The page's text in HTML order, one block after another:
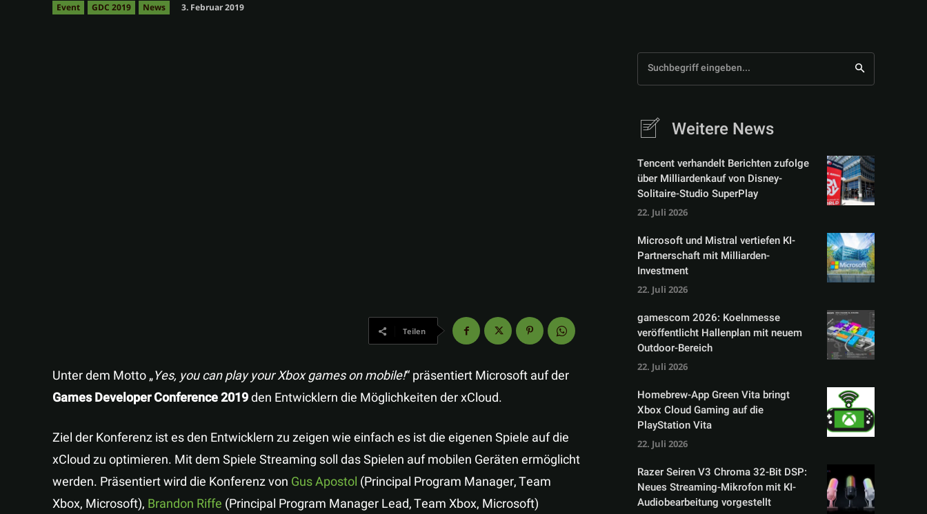
Event GDC 2019 News 3. Februar 2019
Teilen
Unter dem Motto „Yes, you can play your Xbox games on mobile!“ präsentiert Microsoft auf der
Games Developer Conference 2019den Entwicklern die Möglichkeiten der xCloud.
Ziel der Konferenz ist es den Entwicklern zu zeigen wie einfach es ist die eigenen Spiele auf die
xCloud zu optimieren. Mit dem Spiele Streaming soll das Spielen auf mobilen Geräten ermöglicht
werden. Präsentiert wird die Konferenz von Gus Apostol (Principal Program Manager, Team
Xbox, Microsoft), Brandon Riffe (Principal Program Manager Lead, Team Xbox, Microsoft)
Suchbegriff eingeben...
Weitere News
Tencent verhandelt Berichten zufolge
über Milliardenkauf von Disney-
Solitaire-Studio SuperPlay
22. Juli 2026
Microsoft und Mistral vertiefen KI-
Partnerschaft mit Milliarden-
Investment
22. Juli 2026
gamescom 2026: Koelnmesse
veröffentlicht Hallenplan mit neuem
Outdoor-Bereich
22. Juli 2026
Homebrew-App Green Vita bringt
Xbox Cloud Gaming auf die
PlayStation Vita
22. Juli 2026
Razer Seiren V3 Chroma 32-Bit DSP:
Neues Streaming-Mikrofon mit KI-
Audiobearbeitung vorgestellt